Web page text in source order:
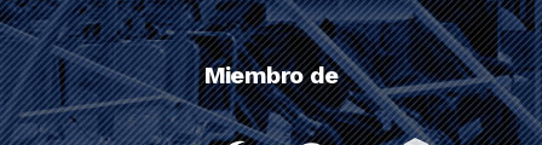
Miembro de